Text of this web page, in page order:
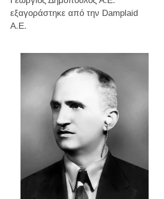
εξαγοράστηκε από την Damplaid
A.E.